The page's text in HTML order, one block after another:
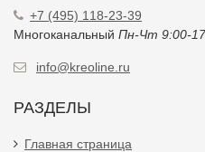
+7 (495) 118-23-39
Многоканальный Пн-Чт 9:00-
info@kreoline.ru
РАЗДЕЛЫ
Главная страница